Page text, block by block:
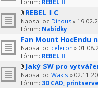
Fórum: REBEL II
REBEL II C
Napsal od Dinous »
Fórum: Nabídky
Fan Mount HodEndu
Napsal od celeron »
Fórum: REBEL II
Jaký SW pro
Napsal od Wakis »
Fórum: 3D CAD,